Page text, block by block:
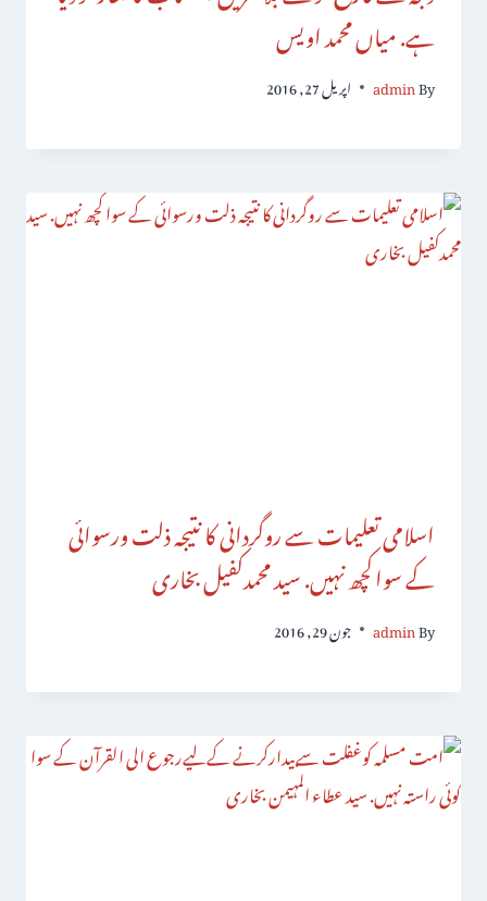
ہے. میاں محمد اویس
By
admin اپریل 27, 2016
اسلامی تعلیمات سے روگردانی کا نتیجہ ذلت ورسوائی
کے سواکچھ نہیں. سید محمدکفیل بخاری
By
admin جون 29, 2016